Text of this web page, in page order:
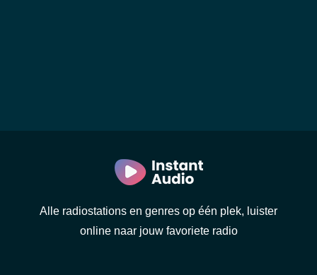
Alle radiostations en genres op één plek, luister
online naar jouw favoriete radio